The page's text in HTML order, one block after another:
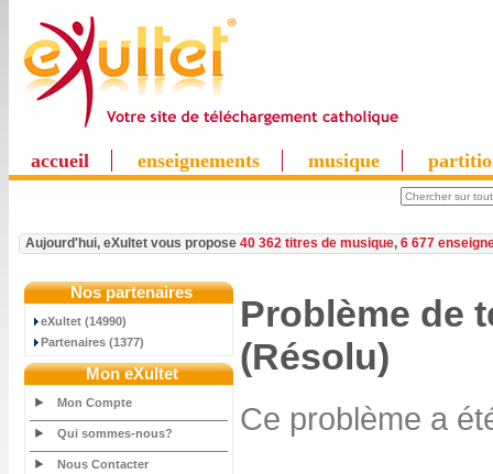
accueil enseignements musique
Aujourd'hui, eXultet vous propose 40 362 titres de musique, 6 677
Nos partenaires
eXultet (14990)
Partenaires (1377)
Mon eXultet
Mon Compte
Qui sommes-nous?
Nous Contacter
Problème de
(Résolu)
Ce problème a